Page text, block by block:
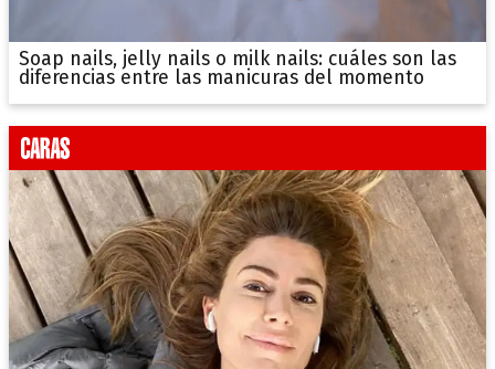
Soap nails, jelly nails o milk nails: cuáles son las
diferencias entre las manicuras del momento